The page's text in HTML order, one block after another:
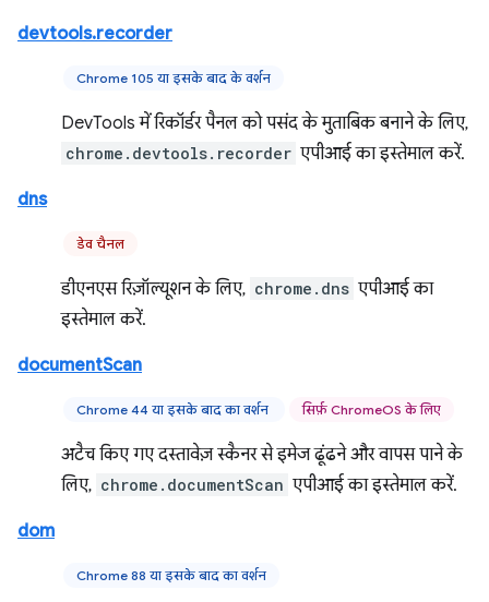
devtools.recorder
Chrome 105 या इसके बाद के वर्शन
DevTools में रिकॉर्डर पैनल को पसंद के मुताबिक बनाने के लिए,
chrome.devtools.recorder एपीआई का इस्तेमाल करें.
dns
डेव चैनल
डीएनएस रिज़ॉल्यूशन के लिए, chrome.dns एपीआई का
इस्तेमाल करें.
documentScan
Chrome 44 या इसके बाद का वर्शन सिर्फ़ ChromeOS के लिए
अटैच किए गए दस्तावेज़ स्कैनर से इमेज ढूंढने और वापस पाने के
लिए, chrome.documentScan एपीआई का इस्तेमाल करें.
dom
Chrome 88 या इसके बाद का वर्शन